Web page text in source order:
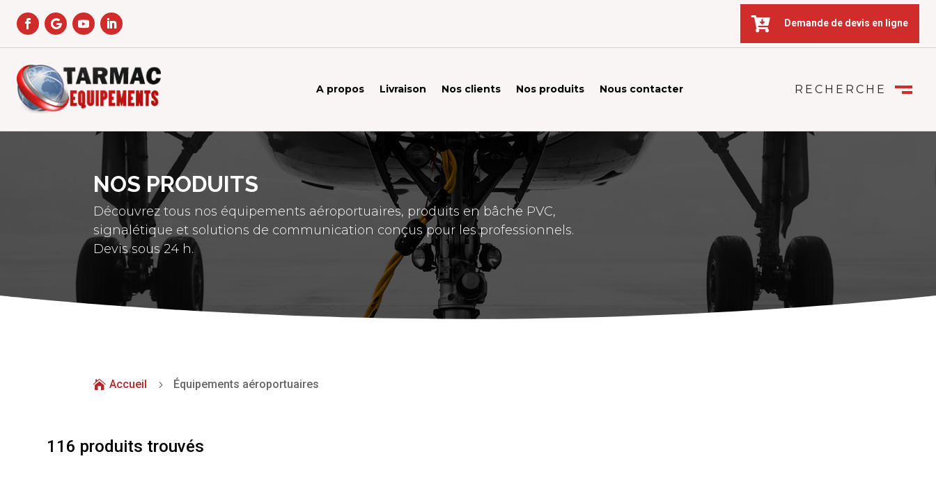
 Demande de devis en ligne
A propos Livraison Nos clients Nos produits Nous contacter
RECHERCHE
NOS PRODUITS
Découvrez tous nos équipements aéroportuaires, produits en bâche PVC,
signalétique et solutions de communication conçus pour les professionnels.
Devis sous 24 h.
 Accueil 5 Équipements aéroportuaires
116 produits trouvés